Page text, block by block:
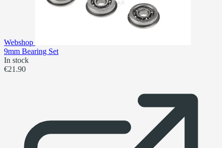
Webshop
9mm Bearing Set
In stock
€21.90